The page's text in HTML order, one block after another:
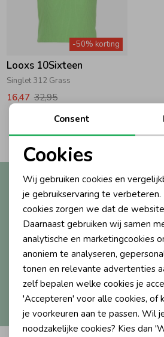
Zwemkleding
Vesten
Overhemden
Colberts & Gilets
Boxpakjes
Rompers
Ondergoed
Regenkleding &-laarzen
Zwemkleding
Vesten
Overhemden
Jurken
Rokken & Skorts
Jumpsuits
Blouses
Blazers & Gilets
Cadeaubonnen
Kledingaccessoires
Babyaccessoires
Verzorgingsproducten
Beenmode
Winteraccessoires
Winterjassen
Zwemvesten & Zwembandjes
Winterjassen
-50% korting
Looxs 10Sixteen
Singlet 312 Grass
16,47 32,95
Altijd als eerste op de
Ontvang nieuwe collecties,
10% korting* op je eerste bestelling.
Aanmelden
Hoe we met je data omgaan?
privacyverklaring.
Noodzakelijke cookies
Personalisatie cookies
Analytische cookies
Marketing cookies
Consent
Cookies
Wij gebruiken cookies en
je gebruikservaring te
cookies zorgen we dat de
Daarnaast gebruiken wij samen
analytische en marketingcookies
anoniem te analyseren,
tonen en relevante advertenties
zelf bepalen welke cookies je
'Accepteren' voor alle cookies, of
je voorkeuren aan te passen. Wil
noodzakelijke cookies? Kies dan